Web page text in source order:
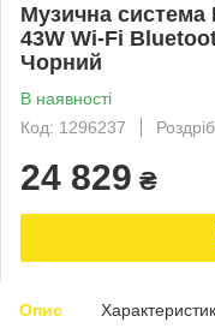
Музична система
43W Wi-Fi
Чорний
В наявності
Код: 1296237
Роздріб
24 829 ₴
Опис